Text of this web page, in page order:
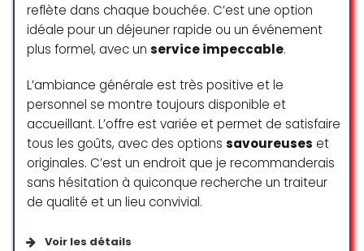
Je recommande vivement ce
restaurant. L’accueil et le service
est chaleureux. Les plats sont divins
et d’une fraîcheur incroyable.
Cela m’a permis de découvrir une
cuisine locale, riche en couleur, et
riche en saveur.
J’y retournais sans hésiter!!
Merci encore pour la qualité de vos
produits.
reflète dans chaque bouchée. C’est une option
idéale pour un déjeuner rapide ou un événement
plus formel, avec un service impeccable.
L’ambiance générale est très positive et le
personnel se montre toujours disponible et
accueillant. L’offre est variée et permet de satisfaire
tous les goûts, avec des options savoureuses et
originales. C’est un endroit que je recommanderais
sans hésitation à quiconque recherche un traiteur
de qualité et un lieu convivial.
Voir les détails